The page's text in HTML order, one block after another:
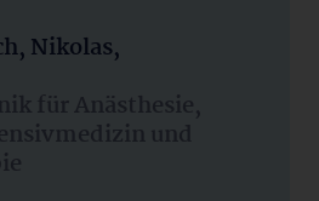
Nikolas,
für Anästhesie,
und